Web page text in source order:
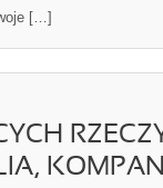
[…]